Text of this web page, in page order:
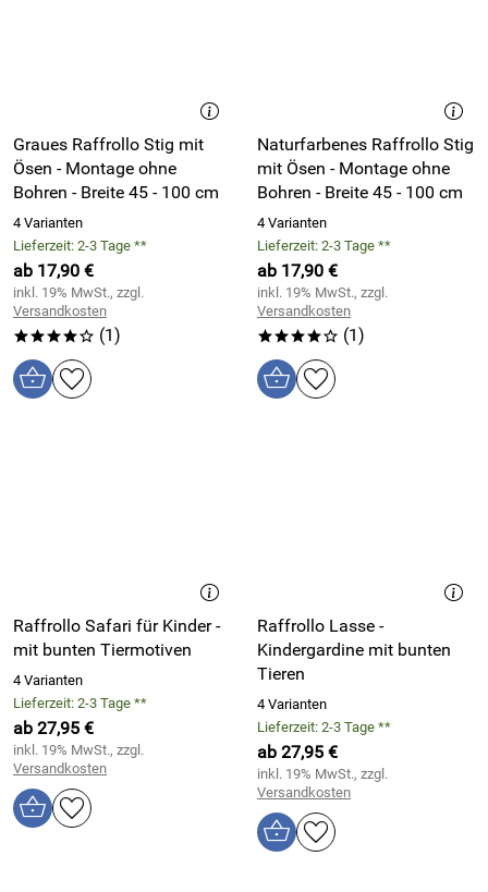
Graues Raffrollo Stig mit
Ösen - Montage ohne
Bohren - Breite 45 - 100 cm
4 Varianten
Lieferzeit: 2-3 Tage **
ab 17,90 €
inkl. 19% MwSt., zzgl.
Versandkosten
****o (1)
Naturfarbenes Raffrollo Stig
mit Ösen - Montage ohne
Bohren - Breite 45 - 100 cm
4 Varianten
Lieferzeit: 2-3 Tage **
ab 17,90 €
inkl. 19% MwSt., zzgl.
Versandkosten
****o (1)
Raffrollo Safari für Kinder -
mit bunten Tiermotiven
4 Varianten
Lieferzeit: 2-3 Tage **
ab 27,95 €
inkl. 19% MwSt., zzgl.
Versandkosten
Raffrollo Lasse -
Kindergardine mit bunten
Tieren
4 Varianten
Lieferzeit: 2-3 Tage **
ab 27,95 €
inkl. 19% MwSt., zzgl.
Versandkosten